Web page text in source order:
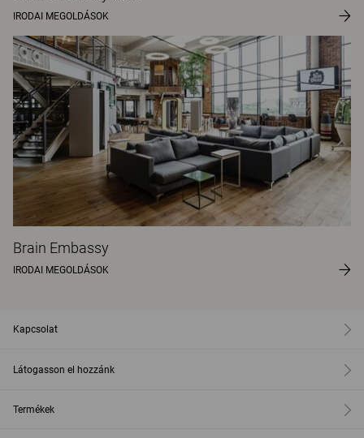
IRODAI MEGOLDÁSOK
Brain Embassy
IRODAI MEGOLDÁSOK
Kapcsolat
Látogasson el hozzánk
Termékek